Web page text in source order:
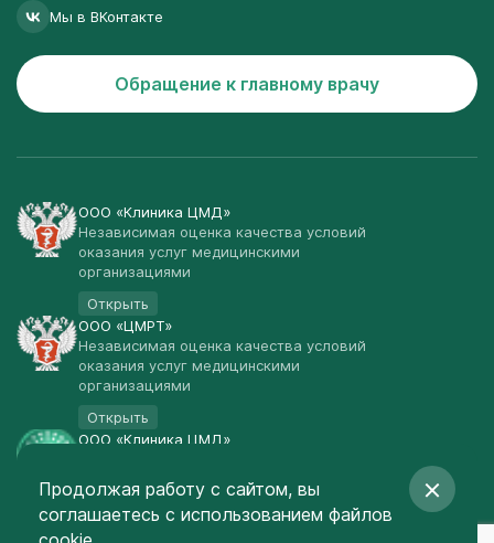
Мы в ВКонтакте
Обращение к главному врачу
ООО «Клиника ЦМД»
Независимая оценка качества условий
оказания услуг медицинскими
организациями
Открыть
ООО «ЦМРТ»
Независимая оценка качества условий
оказания услуг медицинскими
организациями
Открыть
ООО «Клиника ЦМД»
Открыть
© Клиника ЦМД 2003-2026
Продолжая работу с сайтом, вы
соглашаетесь с использованием файлов